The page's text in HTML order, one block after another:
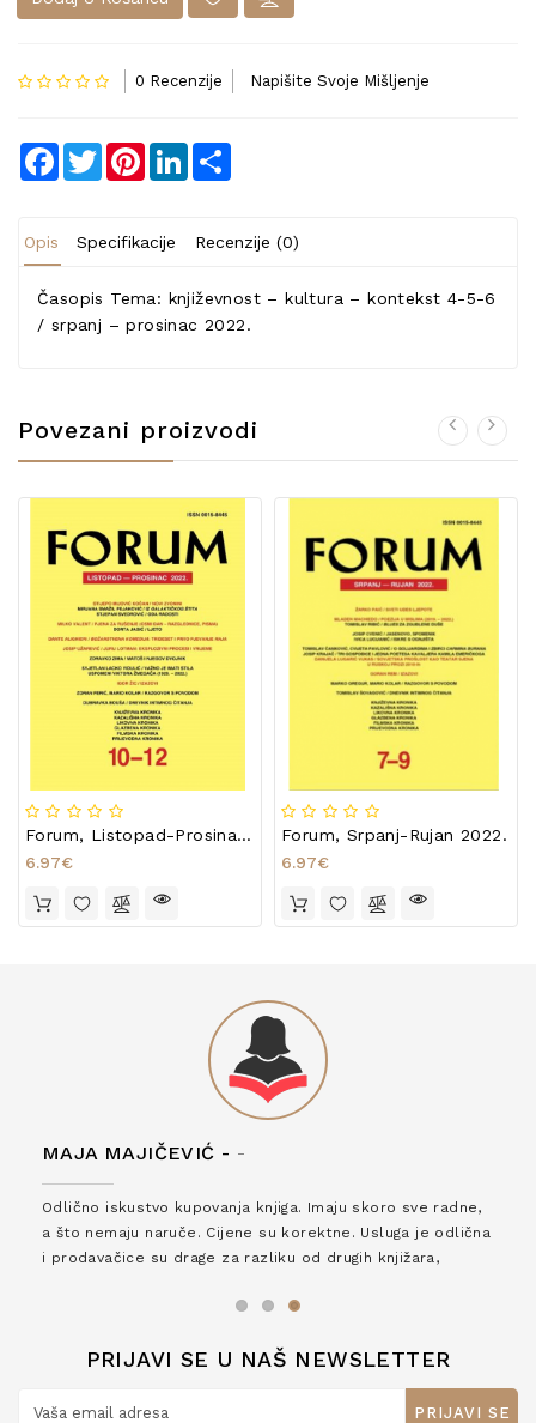
0 Recenzije Napišite Svoje Mišljenje
Facebook
TwitterPinterestLinkedIn
Opis Specifikacije Recenzije (0)
Časopis Tema: književnost – kultura – kontekst 4-5-6
/ srpanj – prosinac 2022.
Povezani proizvodi
Forum, Listopad-Prosinac 2022.
6.97€
Forum, Srpanj-Rujan 2022.
6.97€
MAJA MAJIČEVIĆ - -
Odlično iskustvo kupovanja knjiga. Imaju skoro sve radne,
a što nemaju naruče. Cijene su korektne. Usluga je odlična
i prodavačice su drage za razliku od drugih knjižara,
PRIJAVI SE U NAŠ NEWSLETTER
PRIJAVI SE